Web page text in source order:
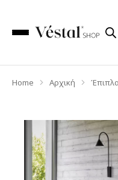
You are here:
Home Αρχική